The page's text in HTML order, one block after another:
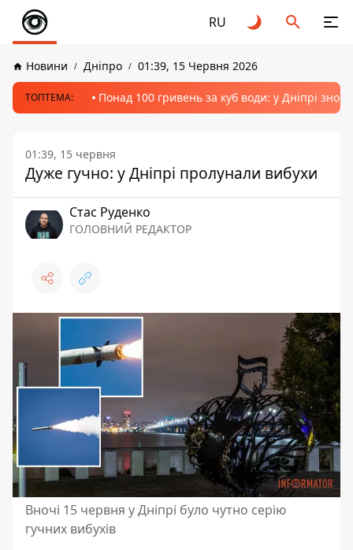
RU
Новини Дніпро 01:39, 15 Червня 2026
ТОПТЕМА: Понад 100 гривень за куб води: у Дніпрі
01:39, 15 червня
Дуже гучно: у Дніпрі пролунали вибухи
Стас Руденко
ГОЛОВНИЙ РЕДАКТОР
Вночі 15 червня у Дніпрі було чутно серію
гучних вибухів